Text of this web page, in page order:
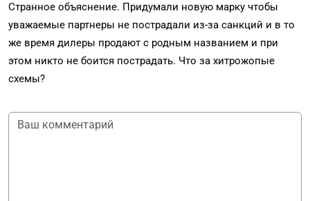
Странное объяснение. Придумали новую марку чтобы
уважаемые партнеры не пострадали из-за санкций и в то
же время дилеры продают с родным названием и при
этом никто не боится пострадать. Что за хитрожопые
схемы?